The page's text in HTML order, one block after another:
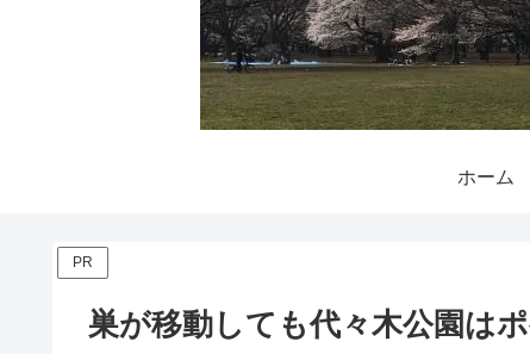
ホーム
PR
巣が移動しても代々木公園は